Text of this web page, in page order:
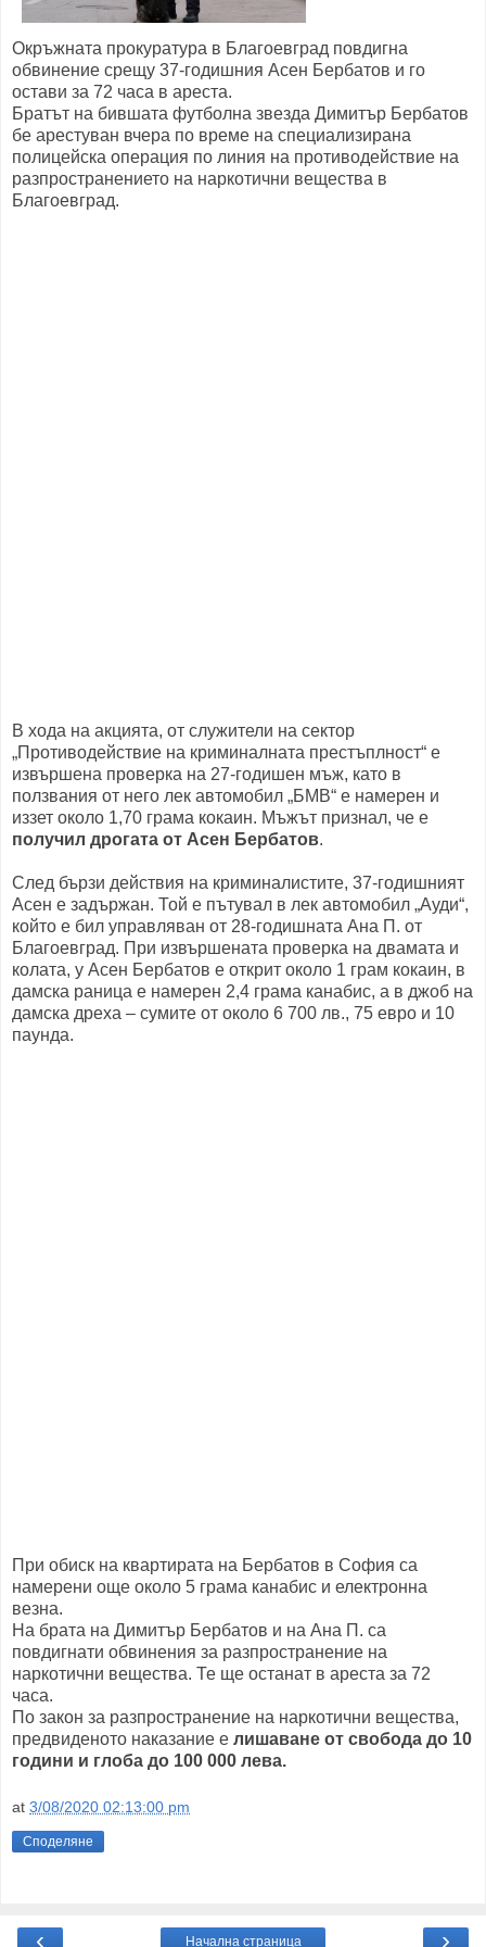
Окръжната прокуратура в Благоевград повдигна
обвинение срещу 37-годишния Асен Бербатов и го
остави за 72 часа в ареста.
Братът на бившата футболна звезда Димитър Бербатов
бе арестуван вчера по време на специализирана
полицейска операция по линия на противодействие на
разпространението на наркотични вещества в
Благоевград.
В хода на акцията, от служители на сектор
„Противодействие на криминалната престъплност“ е
извършена проверка на 27-годишен мъж, като в
ползвания от него лек автомобил „БМВ“ е намерен и
иззет около 1,70 грама кокаин. Мъжът признал, че е
получил дрогата от Асен Бербатов.
След бързи действия на криминалистите, 37-годишният
Асен е задържан. Той е пътувал в лек автомобил „Ауди“,
който е бил управляван от 28-годишната Ана П. от
Благоевград. При извършената проверка на двамата и
колата, у Асен Бербатов е открит около 1 грам кокаин, в
дамска раница е намерен 2,4 грама канабис, а в джоб на
дамска дреха – сумите от около 6 700 лв., 75 евро и 10
паунда.
При обиск на квартирата на Бербатов в София са
намерени още около 5 грама канабис и електронна
везна.
На брата на Димитър Бербатов и на Ана П. са
повдигнати обвинения за разпространение на
наркотични вещества. Те ще останат в ареста за 72
часа.
По закон за разпространение на наркотични вещества,
предвиденото наказание е лишаване от свобода до 10
години и глоба до 100 000 лева.
at 3/08/2020 02:13:00 pm
Споделяне
‹ ›
Начална страница